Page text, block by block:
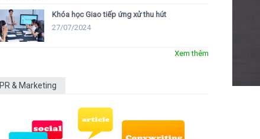
Khóa học Giao tiếp ứng xử thu hút
27/07/2024
Xem thêm
PR & Marketing